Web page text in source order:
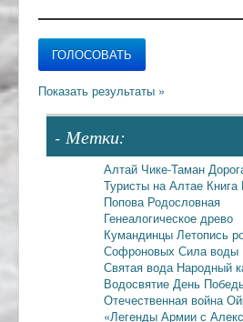
- Метки:
Алтай Чике-Таман
Туристы на Алтае Книга
Попова Родословная
Генеалогическое древо
Кумандинцы Летопись
Софроновых Сила воды
Святая вода Народный
Водосвятие День
Отечественная война
«Легенды Армии с